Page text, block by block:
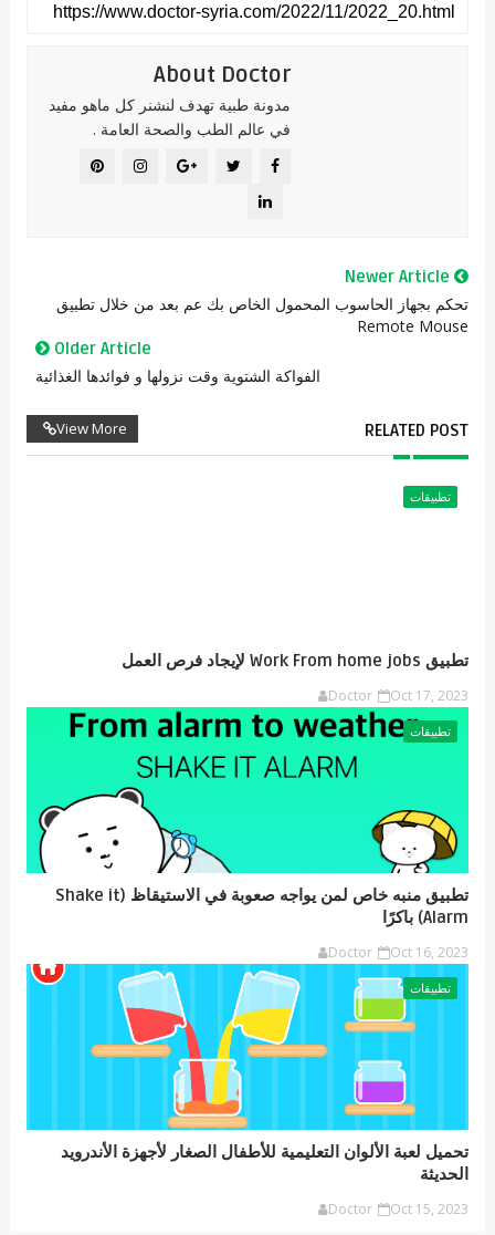
About Doctor
مدونة طبية تهدف لنشنر كل ماهو مفيد
في عالم الطب والصحة العامة .
Newer Article
تحكم بجهاز الحاسوب المحمول الخاص بك عم بعد من خلال تطبيق
Remote Mouse
Older Article
الفواكة الشتوية وقت نزولها و فوائدها الغذائية
RELATED POST
View More
تطبيقات
تطبيق Work From home jobs لإيجاد فرص العمل
Doctor Oct 17, 2023
تطبيقات
تطبيق منبه خاص لمن يواجه صعوبة في الاستيقاظ (Shake it
Alarm) باكرًا
Doctor Oct 16, 2023
تطبيقات
تحميل لعبة الألوان التعليمية للأطفال الصغار لأجهزة الأندرويد
الحديثة
Doctor Oct 15, 2023